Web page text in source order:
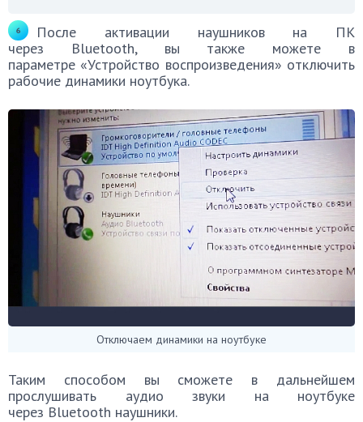
После активации наушников на ПК
через Bluetooth, вы также можете в
параметре «Устройство воспроизведения» отключить
рабочие динамики ноутбука.
Отключаем динамики на ноутбуке
Таким способом вы сможете в дальнейшем
прослушивать аудио звуки на ноутбуке
через Bluetooth наушники.